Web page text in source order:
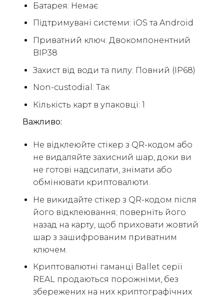
Батарея: Немає
Підтримувані системи: iOS та Android
Приватний ключ: Двокомпонентний
BIP38
Захист від води та пилу: Повний (IP68)
Non-custodial: Так
Кількість карт в упаковці: 1
Важливо:
Не відклеюйте стікер з QR-кодом або
не видаляйте захисний шар, доки ви
не готові надсилати, знімати або
обмінювати криптовалюти.
Не викидайте стікер з QR-кодом після
його відклеювання; поверніть його
назад на карту, щоб приховати жовтий
шар з зашифрованим приватним
ключем.
Криптовалютні гаманці Ballet серії
REAL продаються порожніми, без
збережених на них криптографічних